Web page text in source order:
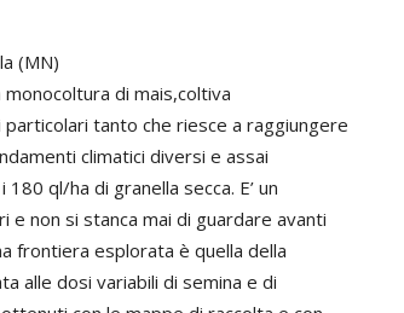
(MN)
di mais,coltiva
tanto che riesce a raggiungere
climatici diversi e assai
ql/ha di granella secca. E’ un
e non si stanca mai di guardare avanti
frontiera esplorata è quella della
alle dosi variabili di semina e di